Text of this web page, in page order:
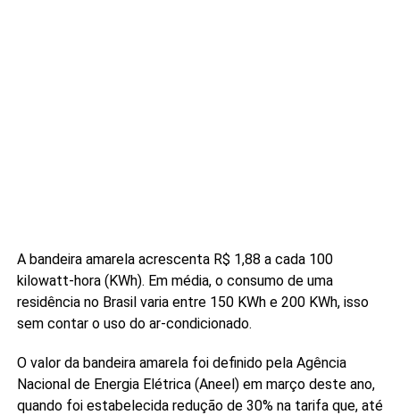
A bandeira amarela acrescenta R$ 1,88 a cada 100
kilowatt-hora (KWh). Em média, o consumo de uma
residência no Brasil varia entre 150 KWh e 200 KWh, isso
sem contar o uso do ar-condicionado.
O valor da bandeira amarela foi definido pela Agência
Nacional de Energia Elétrica (Aneel) em março deste ano,
quando foi estabelecida redução de 30% na tarifa que, até